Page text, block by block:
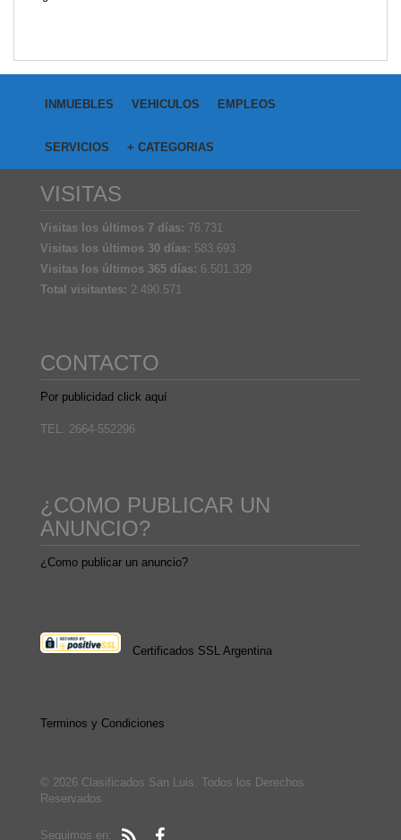
INMUEBLES VEHICULOS EMPLEOS
SERVICIOS + CATEGORIAS
VISITAS
Visitas los últimos 7 días: 76.731
Visitas los últimos 30 días: 583.693
Visitas los últimos 365 días: 6.501.329
Total visitantes: 2.490.571
CONTACTO
Por publicidad click aquí
TEL: 2664-552296
¿COMO PUBLICAR UN
ANUNCIO?
¿Como publicar un anuncio?
Certificados SSL Argentina
Terminos y Condiciones
© 2026 Clasificados San Luis. Todos los Derechos
Reservados
Seguimos en: